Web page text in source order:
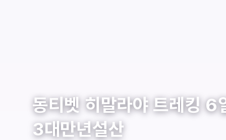
동티벳 히말라야 트레킹 6
3대만년설산